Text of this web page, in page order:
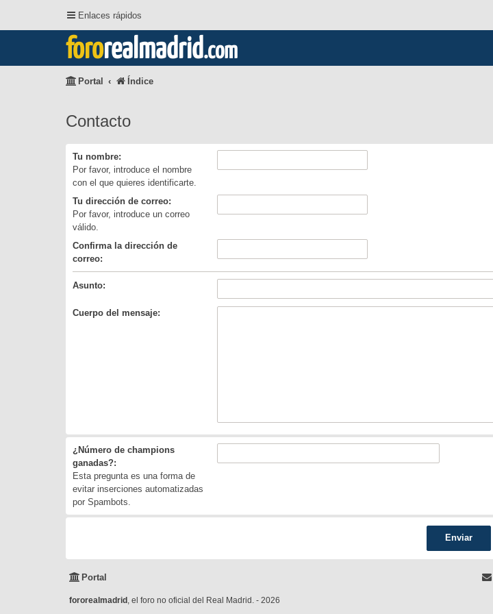
Enlaces rápidos
fororealmadrid.com
Portal Índice
Contacto
Tu nombre:
Por favor, introduce el nombre
con el que quieres identificarte.
Tu dirección de correo:
Por favor, introduce un correo
válido.
Confirma la dirección de
correo:
Asunto:
Cuerpo del mensaje:
¿Número de champions
ganadas?:
Esta pregunta es una forma de
evitar inserciones automatizadas
por Spambots.
Portal
fororealmadrid , el foro no oficial del Real Madrid. - 2026